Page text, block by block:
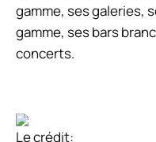
gamme, ses galeries,
gamme, ses bars
concerts.
Le crédit: